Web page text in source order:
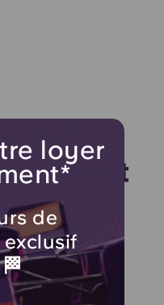
loyer
de
disent